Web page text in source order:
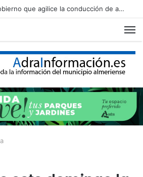
Adra reclama al Gobierno que agilice la conducción de agua desalada desde el Campo de Dalías